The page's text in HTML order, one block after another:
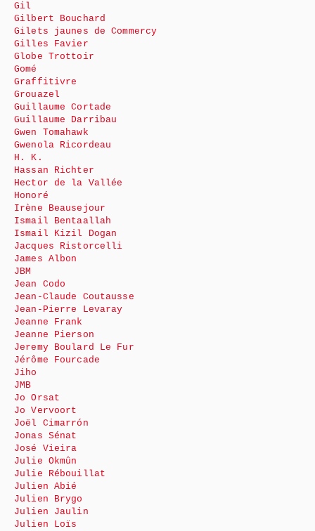
Gil
Gilbert Bouchard
Gilets jaunes de Commercy
Gilles Favier
Globe Trottoir
Gomé
Graffitivre
Grouazel
Guillaume Cortade
Guillaume Darribau
Gwen Tomahawk
Gwenola Ricordeau
H. K.
Hassan Richter
Hector de la Vallée
Honoré
Irène Beausejour
Ismail Bentaallah
Ismail Kizil Dogan
Jacques Ristorcelli
James Albon
JBM
Jean Codo
Jean-Claude Coutausse
Jean-Pierre Levaray
Jeanne Frank
Jeanne Pierson
Jeremy Boulard Le Fur
Jérôme Fourcade
Jiho
JMB
Jo Orsat
Jo Vervoort
Joël Cimarrón
Jonas Sénat
José Vieira
Julie Okmûn
Julie Rébouillat
Julien Abié
Julien Brygo
Julien Jaulin
Julien Loïs